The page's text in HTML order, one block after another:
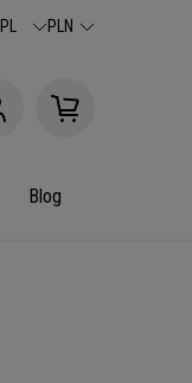
PL PLN
Blog